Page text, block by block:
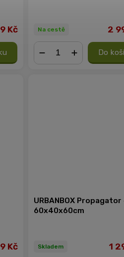
Kč Na cestě 2
Do
Kč
URBANBOX Propagator
60x40x60cm
Skladem 1